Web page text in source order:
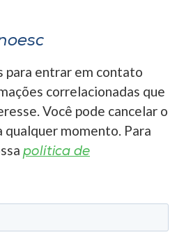
para entrar em contato
correlacionadas que
Você pode cancelar o
qualquer momento. Para
política de